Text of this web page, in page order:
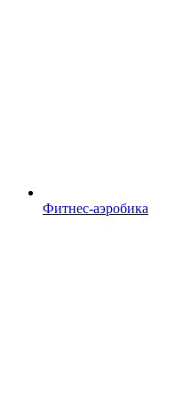
Фитнес-аэробика